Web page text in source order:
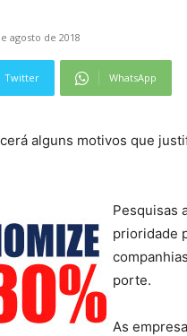
agosto de 2018
Twitter WhatsApp
alguns motivos que
Pesquisas
prioridade
porte.
As